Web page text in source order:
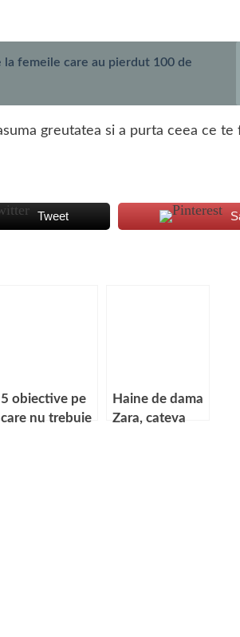
femeile care au pierdut 100 de
greutatea si a purta ceea ce te
Tweet
5 obiective pe
care nu trebuie
Haine de dama
Zara, cateva